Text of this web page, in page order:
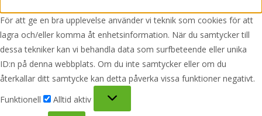
För att ge en bra upplevelse använder vi teknik som cookies för att
lagra och/eller komma åt enhetsinformation. När du samtycker till
dessa tekniker kan vi behandla data som surfbeteende eller unika
ID:n på denna webbplats. Om du inte samtycker eller om du
återkallar ditt samtycke kan detta påverka vissa funktioner negativt.
Funktionell
Alltid aktiv